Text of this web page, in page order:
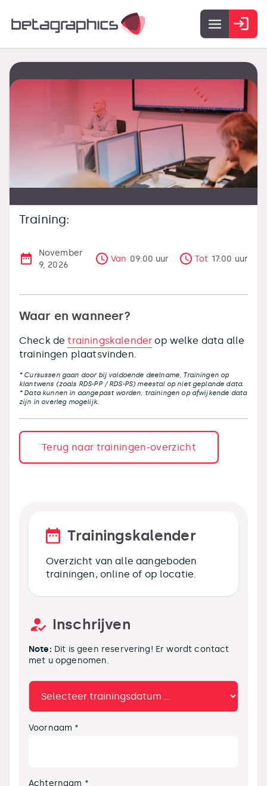
Training:
November
9, 2026
Van 09:00 uur Tot 17:00 uur
Waar en wanneer?
Check detrainingskalender op welke data alle
trainingen plaatsvinden.
* Cursussen gaan door bij voldoende deelname, Trainingen op
klantwens (zoals RDS-PP / RDS-PS) meestal op niet geplande data.
* Data kunnen in aangepast worden, trainingen op afwijkende data
zijn in overleg mogelijk.
Terug naar trainingen-overzicht
Trainingskalender
Overzicht van alle aangeboden
trainingen, online of op locatie.
Inschrijven
Note: Dit is geen reservering! Er wordt contact
met u opgenomen.
Voornaam *
Achternaam *